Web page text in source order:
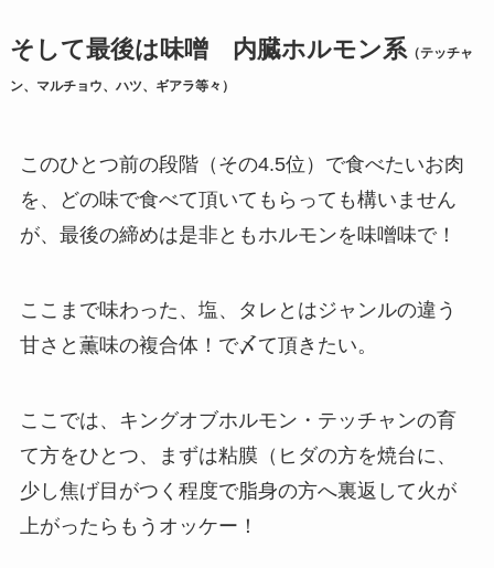
そして最後は味噌 内臓ホルモン系（テッチャ
ン、マルチョウ、ハツ、ギアラ等々）
このひとつ前の段階（その4.5位）で食べたいお肉
を、どの味で食べて頂いてもらっても構いません
が、最後の締めは是非ともホルモンを味噌味で！
ここまで味わった、塩、タレとはジャンルの違う
甘さと薫味の複合体！で〆て頂きたい。
ここでは、キングオブホルモン・テッチャンの育
て方をひとつ、まずは粘膜（ヒダの方を焼台に、
少し焦げ目がつく程度で脂身の方へ裏返して火が
上がったらもうオッケー！